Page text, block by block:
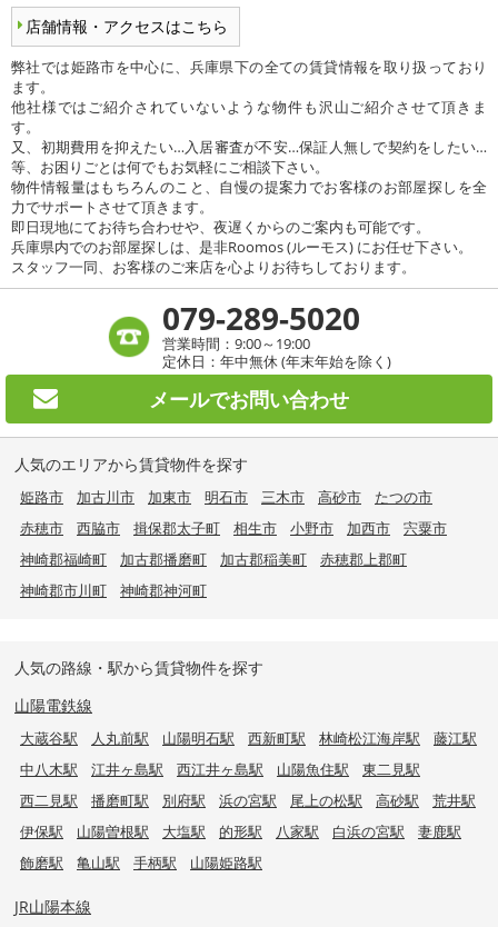
店舗情報・アクセスはこちら
弊社では姫路市を中心に、兵庫県下の全ての賃貸情報を取り扱っており
ます。
他社様ではご紹介されていないような物件も沢山ご紹介させて頂きま
す。
又、初期費用を抑えたい…入居審査が不安…保証人無しで契約をしたい…
等、お困りごとは何でもお気軽にご相談下さい。
物件情報量はもちろんのこと、自慢の提案力でお客様のお部屋探しを全
力でサポートさせて頂きます。
即日現地にてお待ち合わせや、夜遅くからのご案内も可能です。
兵庫県内でのお部屋探しは、是非Roomos (ルーモス) にお任せ下さい。
スタッフ一同、お客様のご来店を心よりお待ちしております。
079-289-5020
営業時間：9:00～19:00
定休日：年中無休 (年末年始を除く)
メールでお問い合わせ
人気のエリアから賃貸物件を探す
姫路市 加古川市 加東市 明石市 三木市 高砂市
たつの市
赤穂市
西脇市 揖保郡太子町 相生市 小野市 加西市
宍粟市
神崎郡福崎町
加古郡播磨町 加古郡稲美町
赤穂郡上郡町
神崎郡市川町
神崎郡神河町
人気の路線・駅から賃貸物件を探す
山陽電鉄線
大蔵谷駅 人丸前駅 山陽明石駅 西新町駅 林崎松江海岸駅
藤江駅
中八木駅
江井ヶ島駅 西江井ヶ島駅 山陽魚住駅
東二見駅
西二見駅
播磨町駅 別府駅 浜の宮駅 尾上の松駅 高砂駅
荒井駅
伊保駅
山陽曽根駅 大塩駅 的形駅 八家駅 白浜の宮駅
妻鹿駅
飾磨駅
亀山駅 手柄駅 山陽姫路駅
JR山陽本線